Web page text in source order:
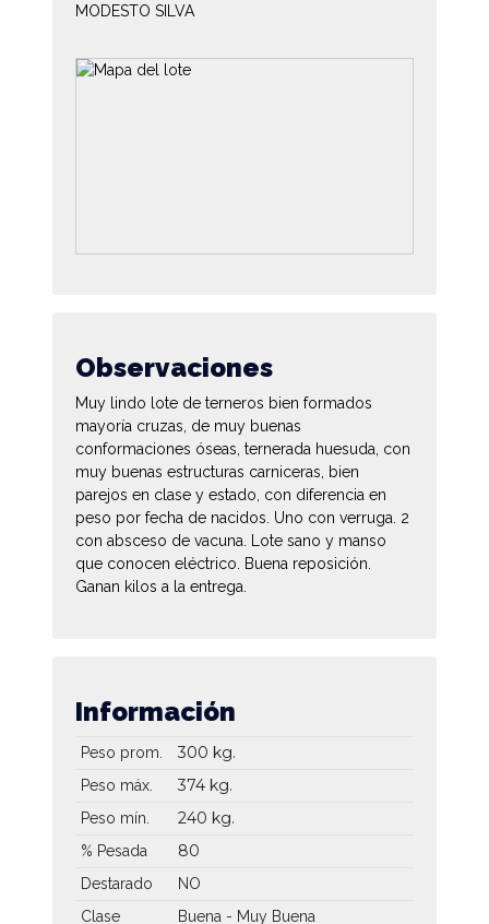
MODESTO SILVA
Observaciones
Muy lindo lote de terneros bien formados
mayoría cruzas, de muy buenas
conformaciones óseas, ternerada huesuda, con
muy buenas estructuras carniceras, bien
parejos en clase y estado, con diferencia en
peso por fecha de nacidos. Uno con verruga. 2
con absceso de vacuna. Lote sano y manso
que conocen eléctrico. Buena reposición.
Ganan kilos a la entrega.
Información
Peso prom. 300 kg.
Peso máx. 374 kg.
Peso mín. 240 kg.
% Pesada 80
Destarado
NO
Clase
Buena - Muy Buena